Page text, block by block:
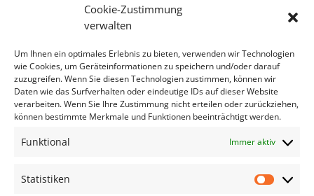
Cookie-Zustimmung
verwalten
Um Ihnen ein optimales Erlebnis zu bieten, verwenden wir Technologien
wie Cookies, um Geräteinformationen zu speichern und/oder darauf
zuzugreifen. Wenn Sie diesen Technologien zustimmen, können wir
Daten wie das Surfverhalten oder eindeutige IDs auf dieser Website
verarbeiten. Wenn Sie Ihre Zustimmung nicht erteilen oder zurückziehen,
können bestimmte Merkmale und Funktionen beeinträchtigt werden.
Funktional Immer aktiv
Statistiken
Bitte geben Sie Ihre E-Mail Adresse ein.
*